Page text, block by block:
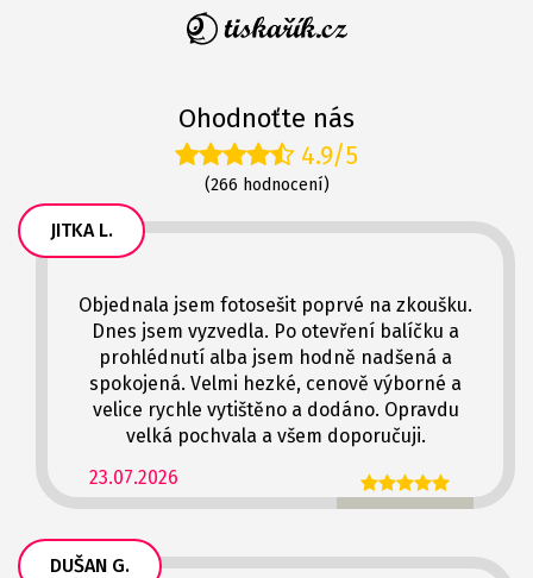
Ohodnoťte nás
4.9/5
(266 hodnocení)
JITKA L.
23.07.2026
Objednala jsem fotosešit poprvé na zkoušku.
Dnes jsem vyzvedla. Po otevření balíčku a
prohlédnutí alba jsem hodně nadšená a
spokojená. Velmi hezké, cenově výborné a
velice rychle vytištěno a dodáno. Opravdu
velká pochvala a všem doporučuji.
DUŠAN G.